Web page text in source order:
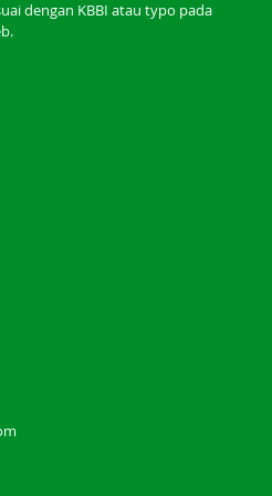
dengan KBBI atau typo pada